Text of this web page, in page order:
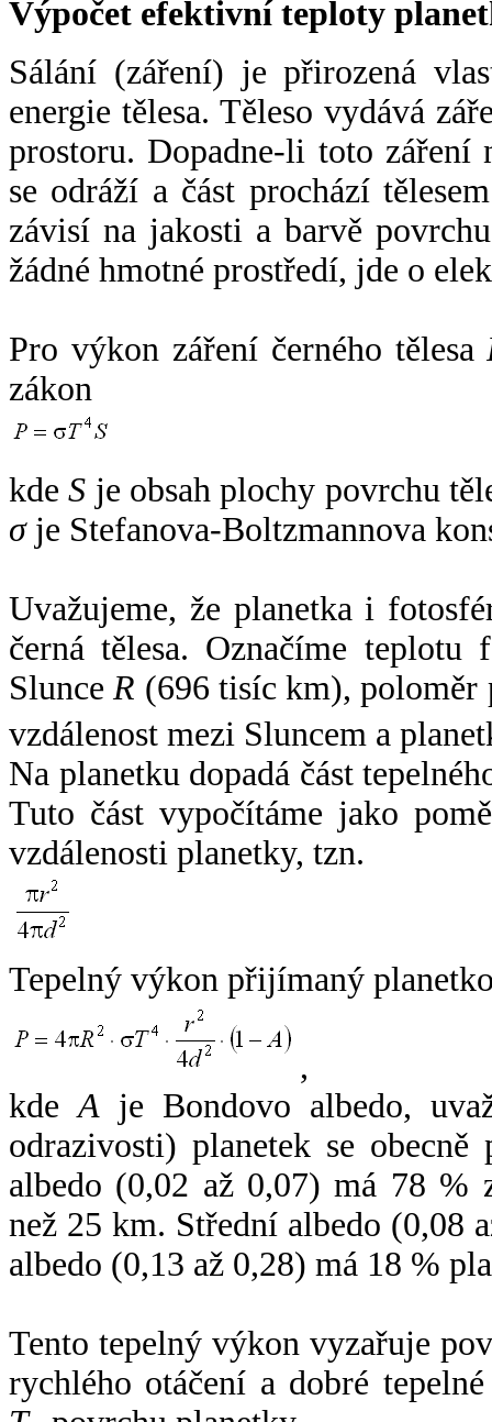
Výpočet efektivní teploty
Sálání (záření) je přirozená
energie tělesa. Těleso vydává
prostoru. Dopadne-li toto záření
se odráží a část prochází
závisí na jakosti a barvě
žádné hmotné prostředí, jde o
Pro výkon záření černého tělesa
zákon
kdeS je obsah plochy povrchu
σje Stefanova-Boltzmannova
Uvažujeme, že planetka i
černá tělesa. Označíme
SlunceR (696 tisíc km),
vzdálenost mezi Sluncem a
Na planetku dopadá část
Tuto část vypočítáme jako
vzdálenosti planetky, tzn.
Tepelný výkon přijímaný
,
kdeA je Bondovo albedo,
odrazivosti) planetek se
albedo (0,02 až 0,07) má 78 %
než 25 km. Střední albedo (0,08
albedo (0,13 až 0,28) má 18 %
Tento tepelný výkon vyzařuje
rychlého otáčení a dobré